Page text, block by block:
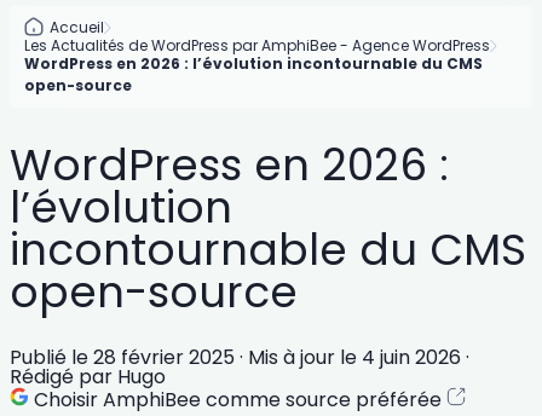
Accueil
Les Actualités de WordPress par AmphiBee - Agence WordPress
WordPress en 2026 : l’évolution incontournable du CMS
open-source
WordPress en 2026 :
l’évolution
incontournable du CMS
open-source
Publié le28 février 2025· Mis à jour le 4 juin 2026 ·
Rédigé par Hugo
Choisir AmphiBee comme source préférée